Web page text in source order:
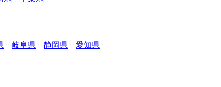
岐阜県 静岡県 愛知県